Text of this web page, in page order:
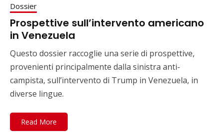
Dossier
Prospettive sull’intervento americano
in Venezuela
Questo dossier raccoglie una serie di prospettive,
provenienti principalmente dalla sinistra anti-
campista, sull’intervento di Trump in Venezuela, in
diverse lingue.
Read More